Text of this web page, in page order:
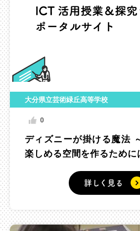
大分県立芸術緑丘高等学校
0
ディズニーが掛ける魔法 ～全ての人が、
楽しめる空間を作るために
詳しく見る